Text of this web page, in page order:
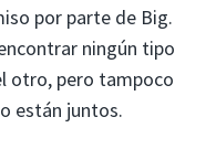
por parte de Big.
ningún tipo
otro, pero tampoco
están juntos.